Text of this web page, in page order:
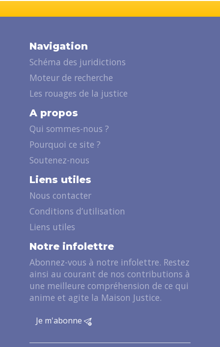
Navigation
Schéma des juridictions
Moteur de recherche
Les rouages de la justice
A propos
Qui sommes-nous ?
Pourquoi ce site ?
Soutenez-nous
Liens utiles
Nous contacter
Conditions d’utilisation
Liens utiles
Notre infolettre
Abonnez-vous à notre infolettre. Restez
ainsi au courant de nos contributions à
une meilleure compréhension de ce qui
anime et agite la Maison Justice.
Je m'abonne